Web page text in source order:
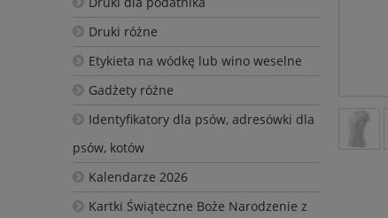
Druki różne
Etykieta na wódkę lub wino weselne
Gadżety różne
Identyfikatory dla psów, adresówki dla
psów, kotów
Kalendarze 2026
Kartki Świąteczne Boże Narodzenie z